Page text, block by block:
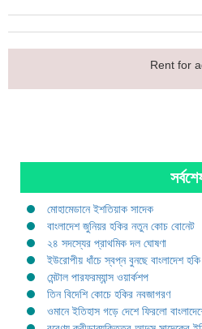
Rent for
মোহামেডানে ইশতিয়াক সাদেক
বাংলাদেশ জুনিয়র হকির নতুন কোচ বোনেট
২৪ সদস্যের প্রাথমিক দল ঘোষণা
ইউরোপীয় ধাঁচে স্বপ্ন বুনছে বাংলাদেশ হকি
মেন্টাল পারফরম্যান্স ওয়ার্কশপ
তিন বিদেশি কোচে হকির নবজাগরণ
ওমানে ইতিহাস গড়ে দেশে ফিরলো